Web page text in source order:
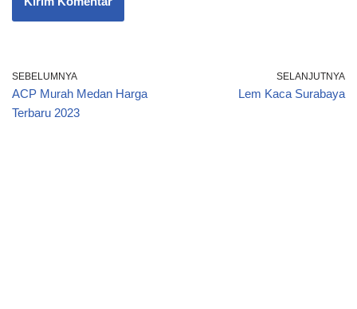
SEBELUMNYA
ACP Murah Medan Harga
Terbaru 2023
SELANJUTNYA
Lem Kaca Surabaya